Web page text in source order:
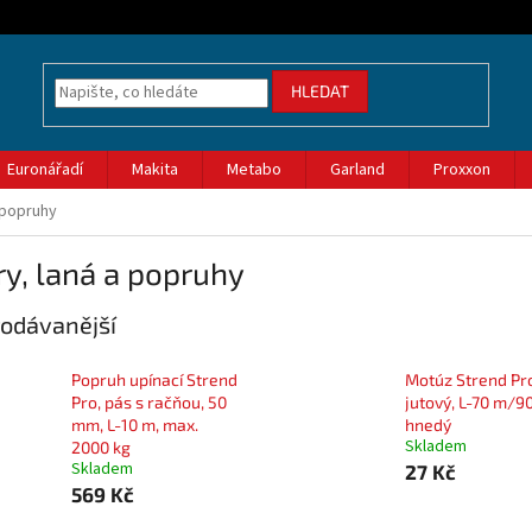
HLEDAT
Euronářadí Makita Metabo Garland Proxxon
laná a popruhy
Popruh upínací Strend
Pro, pás s račňou, 50
mm, L-10 m, max.
2000 kg
Skladem
569 Kč
Motúz Strend
jutový, L-70 m/
hnedý
Skladem
27 Kč